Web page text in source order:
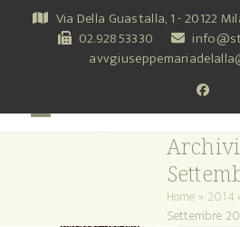
Via Della Guastalla, 1 - 20122
02.92853330
Facebook
Home » 2014
Settembre